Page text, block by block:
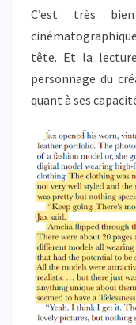
C’est très
tête. Et la
personnage du
quant à ses